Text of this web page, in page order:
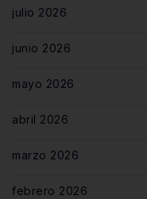
julio 2026
junio 2026
mayo 2026
abril 2026
marzo 2026
febrero 2026